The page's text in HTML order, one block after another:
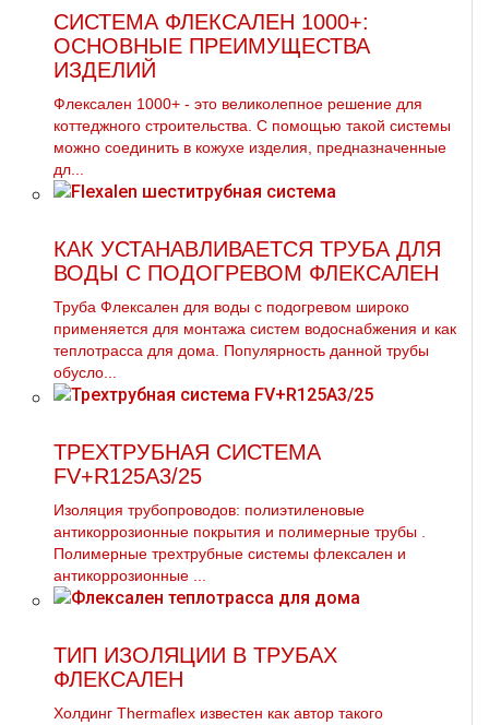
СИСТЕМА ФЛЕКСАЛЕН 1000+:
ОСНОВНЫЕ ПРЕИМУЩЕСТВА
ИЗДЕЛИЙ
Флексален 1000+ - это великолепное решение для
коттеджного строительства. С помощью такой системы
можно соединить в кожухе изделия, предназначенные
дл...
КАК УСТАНАВЛИВАЕТСЯ ТРУБА ДЛЯ
ВОДЫ С ПОДОГРЕВОМ ФЛЕКСАЛЕН
Труба Флексален для воды с подогревом широко
применяется для монтажа систем водоснабжения и как
теплотрасса для дома. Популярность данной трубы
обусло...
ТРЕХТРУБНАЯ СИСТЕМА
FV+R125A3/25
Изоляция тpубопроводов: полиэтиленовые
антикоррозионные покрытия и полимерные тpубы .
Полимерные трехтpубные системы флексален и
антикоррозионные ...
ТИП ИЗОЛЯЦИИ В ТРУБАХ
ФЛЕКСАЛЕН
Холдинг Thermaflex известен как автор такого